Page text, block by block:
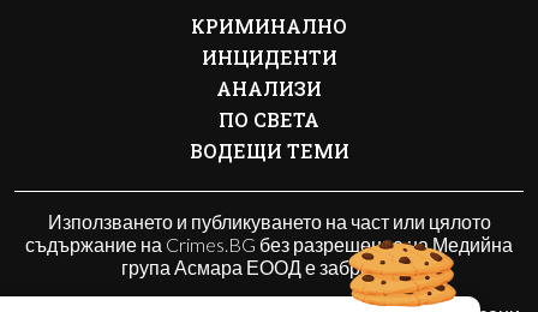
КРИМИНАЛНО
ИНЦИДЕНТИ
АНАЛИЗИ
ПО СВЕТА
ВОДЕЩИ ТЕМИ
Използването и публикуването на част или цялото
съдържание на Crimes.BG без разрешение на Медийна
група Асмара ЕООД е забранено.